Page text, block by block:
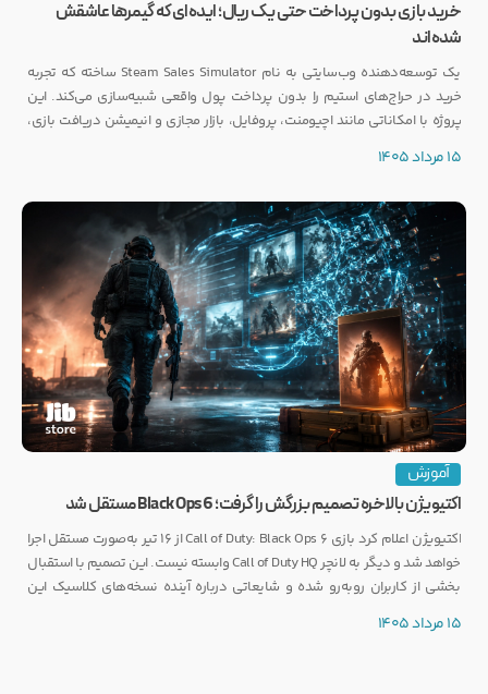
خرید بازی بدون پرداخت حتی یک ریال؛ ایده‌ای که گیمرها عاشقش
شده‌اند
یک توسعه‌دهنده وب‌سایتی به نام Steam Sales Simulator ساخته که تجربه
خرید در حراج‌های استیم را بدون پرداخت پول واقعی شبیه‌سازی می‌کند. این
پروژه با امکاناتی مانند اچیومنت، پروفایل، بازار مجازی و انیمیشن دریافت بازی،
15 مرداد 1405
آموزش
اکتیویژن بالاخره تصمیم بزرگش را گرفت؛ Black Ops 6 مستقل شد
اکتیویژن اعلام کرد بازی Call of Duty: Black Ops 6 از ۱۶ تیر به‌صورت مستقل اجرا
خواهد شد و دیگر به لانچر Call of Duty HQ وابسته نیست. این تصمیم با استقبال
بخشی از کاربران روبه‌رو شده و شایعاتی درباره آینده نسخه‌های کلاسیک این
15 مرداد 1405